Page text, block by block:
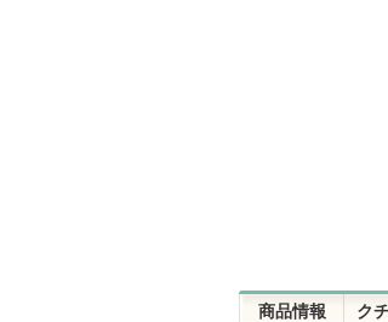
商品情報 ク